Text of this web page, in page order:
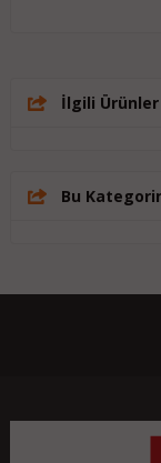
İlgili Ürünler
Bu